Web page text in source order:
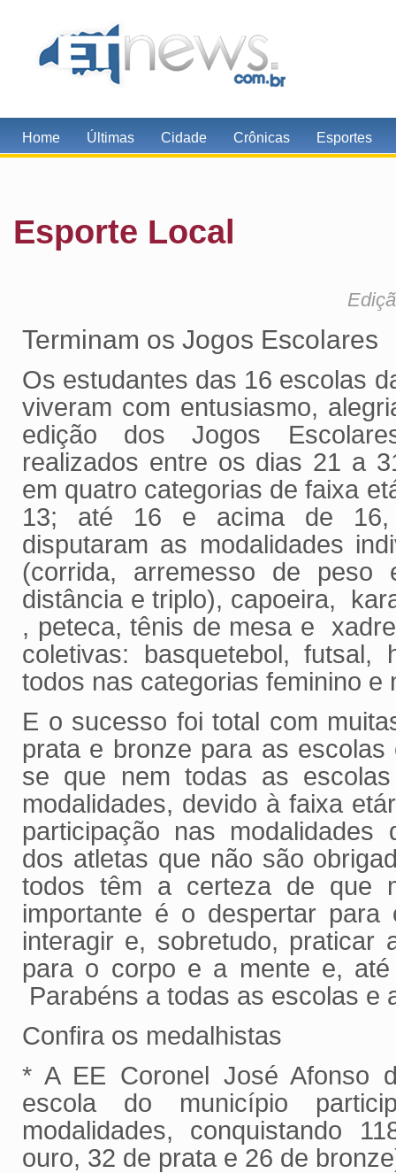
Home Últimas Cidade Crônicas Esportes
Esporte Local
Terminam os Jogos Escolares
Os estudantes das 16 escolas
viveram com entusiasmo,
edição dos Jogos
realizados entre os dias 21 a
em quatro categorias de faixa
13; até 16 e acima de 16,
disputaram as modalidades
(corrida, arremesso de peso
distância e triplo), capoeira,
, peteca, tênis de mesa e
coletivas: basquetebol, futsal,
todos nas categorias feminino e
E o sucesso foi total com
prata e bronze para as escolas
se que nem todas as
modalidades, devido à faixa
participação nas modalidades
dos atletas que não são
todos têm a certeza de que
importante é o despertar para
interagir e, sobretudo, praticar
para o corpo e a mente e,
Parabéns a todas as escolas
Confira os medalhistas
* A EE Coronel José Afonso
escola do município
modalidades, conquistando
ouro, 32 de prata e 26 de